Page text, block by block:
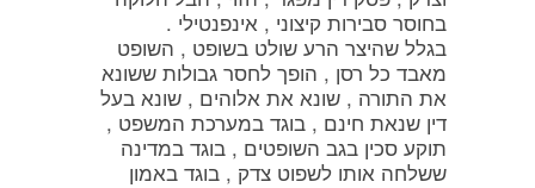
בחוסר סבירות קיצוני , אינפנטילי .
בגלל שהיצר הרע שולט בשופט , השופט
מאבד כל רסן , הופך לחסר גבולות ששונא
את התורה , שונא את אלוהים , שונא בעל
דין שנאת חינם , בוגד במערכת המשפט ,
תוקע סכין בגב השופטים , בוגד במדינה
ששלחה אותו לשפוט צדק , בוגד באמון